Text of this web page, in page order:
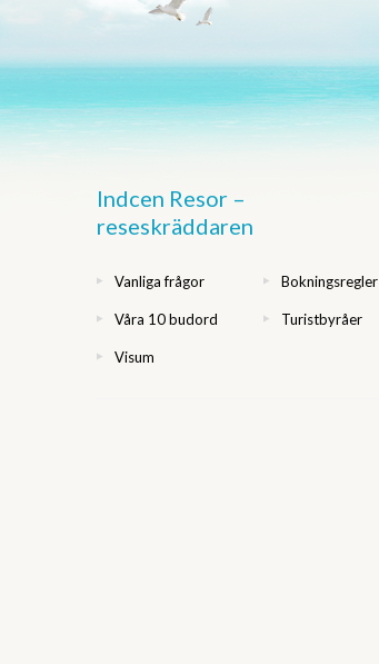
Indcen Resor –
reseskräddaren
Vanliga frågor Bokningsregler
Våra 10 budord Turistbyråer
Visum